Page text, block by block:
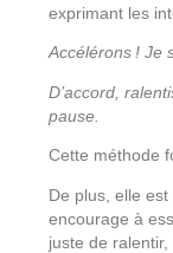
exprimant les
Accélérons ! Je
D’accord,
pause.
Cette méthode
De plus, elle
encourage à
juste de